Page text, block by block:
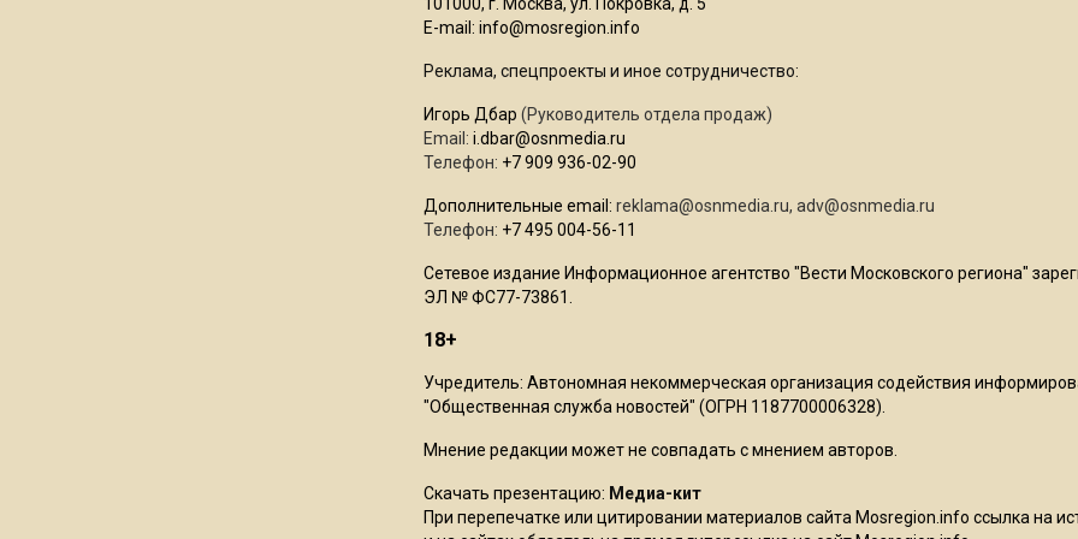
E-mail: info@mosregion.info
Реклама, спецпроекты и иное сотрудничество:
Игорь Дбар (Руководитель отдела продаж)
Email: i.dbar@osnmedia.ru
Телефон: +7 909 936-02-90
Дополнительные email: reklama@osnmedia.ru, adv@osnmedia.ru
Телефон: +7 495 004-56-11
Сетевое издание Информационное агентство "Вести Московского региона"
ЭЛ № ФС77-73861.
18+
Учредитель: Автономная некоммерческая организация содействия
"Общественная служба новостей" (ОГРН 1187700006328).
Мнение редакции может не совпадать с мнением авторов.
Скачать презентацию: Медиа-кит
При перепечатке или цитировании материалов сайта Mosregion.info ссылка на